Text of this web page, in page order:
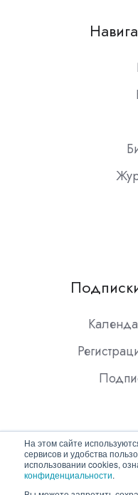
На этом сайте
сервисов и удобства
использовании cookies,
конфиденциальности.
Copyright